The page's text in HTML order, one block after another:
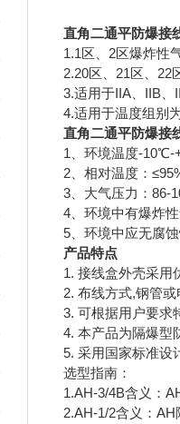
直角二通平防爆接
1.1区、2区爆炸性
2.20区、21区、22
3.适用于IIA、IIB、
4.适用于温度组别
直角二通平防爆接
1、环境温度-
2、相对温度：
3、大气压力：86-
4、环境中有爆炸
5、环境中应无腐
产品特点
1. 接线盒外壳采用
2. 布线方式,钢管
3. 可根据用户要求
4. 本产品为隔爆型
5. 采用国家标准设
选型指南：
1.AH-3/4B含义：
2.AH-1/2含义：